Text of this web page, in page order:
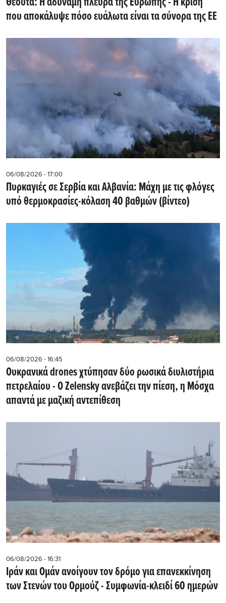
που αποκάλυψε πόσο ευάλωτα είναι τα σύνορα της ΕΕ
06/08/2026 - 17:00
Πυρκαγιές σε Σερβία και Αλβανία: Μάχη με τις φλόγες
υπό θερμοκρασίες-κόλαση 40 βαθμών (βίντεο)
06/08/2026 - 16:45
Ουκρανικά drones χτύπησαν δύο ρωσικά διυλιστήρια
πετρελαίου - Ο Zelensky ανεβάζει την πίεση, η Μόσχα
απαντά με μαζική αντεπίθεση
06/08/2026 - 16:31
Ιράν και Ομάν ανοίγουν τον δρόμο για επανεκκίνηση
των Στενών του Ορμούζ - Συμφωνία-κλειδί 60 ημερών